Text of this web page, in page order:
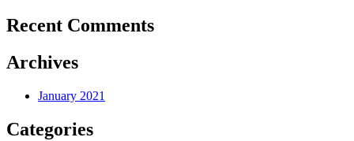
Recent Comments
Archives
January 2021
Categories